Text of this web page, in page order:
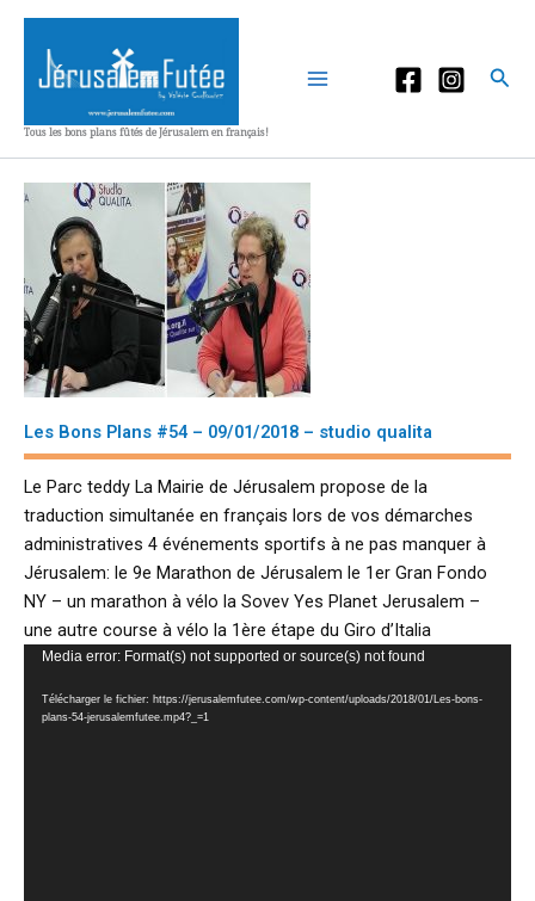
Aller
contenu
Tous les bons plans fûtés de Jérusalem en français!
Les Bons Plans #54 – 09/01/2018 – studio qualita
Le Parc teddy La Mairie de Jérusalem propose de la
traduction simultanée en français lors de vos démarches
administratives 4 événements sportifs à ne pas manquer à
Jérusalem: le 9e Marathon de Jérusalem le 1er Gran Fondo
NY – un marathon à vélo la Sovev Yes Planet Jerusalem –
une autre course à vélo la 1ère étape du Giro d’Italia
Lecteur
Media error: Format(s) not supported or source(s) not found
Télécharger le fichier: https://jerusalemfutee.com/wp-content/uploads/2018/01/Les-bons-
plans-54-jerusalemfutee.mp4?_=1